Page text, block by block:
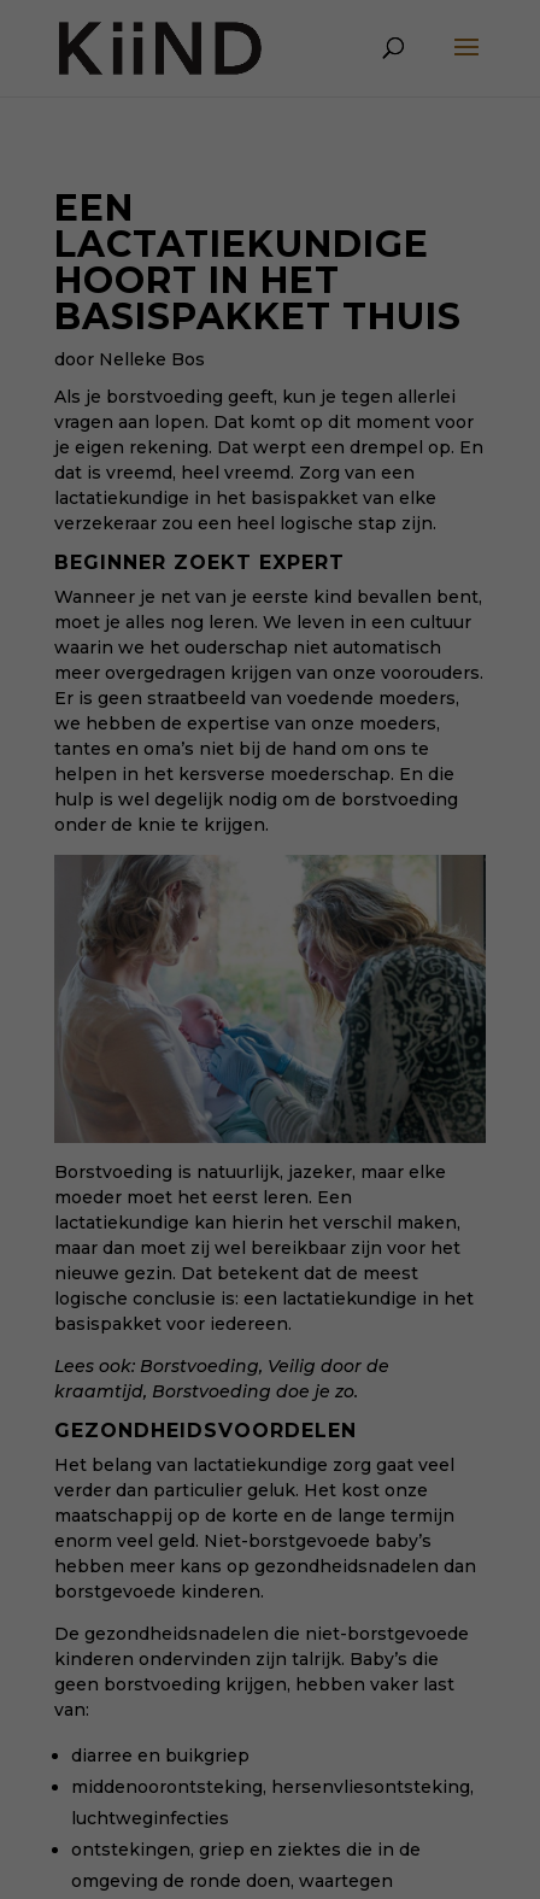
EEN
LACTATIEKUNDIGE
HOORT IN HET
BASISPAKKET THUIS
door Nelleke Bos
Als je borstvoeding geeft, kun je tegen allerlei
vragen aan lopen. Dat komt op dit moment voor
je eigen rekening. Dat werpt een drempel op. En
dat is vreemd, heel vreemd. Zorg van een
lactatiekundige in het basispakket van elke
verzekeraar zou een heel logische stap zijn.
BEGINNER ZOEKT EXPERT
Wanneer je net van je eerste kind bevallen bent,
moet je alles nog leren. We leven in een cultuur
waarin we het ouderschap niet automatisch
meer overgedragen krijgen van onze voorouders.
Er is geen straatbeeld van voedende moeders,
we hebben de expertise van onze moeders,
tantes en oma’s niet bij de hand om ons te
helpen in het kersverse moederschap. En die
hulp is wel degelijk nodig om de borstvoeding
onder de knie te krijgen.
Borstvoeding is natuurlijk, jazeker, maar elke
moeder moet het eerst leren. Een
lactatiekundige kan hierin het verschil maken,
maar dan moet zij wel bereikbaar zijn voor het
nieuwe gezin. Dat betekent dat de meest
logische conclusie is: een lactatiekundige in het
basispakket voor iedereen.
Lees ook: Borstvoeding, Veilig door de
kraamtijd, Borstvoeding doe je zo.
GEZONDHEIDSVOORDELEN
Het belang van lactatiekundige zorg gaat veel
verder dan particulier geluk. Het kost onze
maatschappij op de korte en de lange termijn
enorm veel geld. Niet-borstgevoede baby’s
hebben meer kans op gezondheidsnadelen dan
borstgevoede kinderen.
De gezondheidsnadelen die niet-borstgevoede
kinderen ondervinden zijn talrijk. Baby’s die
geen borstvoeding krijgen, hebben vaker last
van:
diarree en buikgriep
middenoorontsteking, hersenvliesontsteking,
luchtweginfecties
ontstekingen, griep en ziektes die in de
omgeving de ronde doen, waartegen